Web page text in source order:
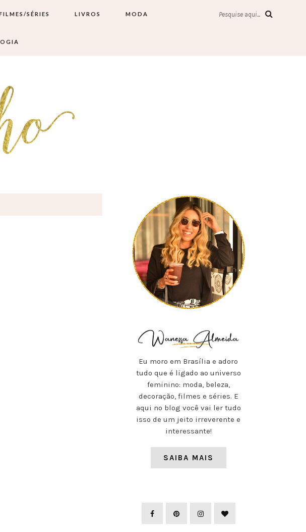
SÉRIES LIVROS MODA Pesquise aqui...
Eu moro em Brasília e adoro
tudo que é ligado ao universo
feminino: moda, beleza,
decoração, filmes e séries. E
aqui no blog você vai ler tudo
isso de um jeito irreverente e
interessante!
SAIBA MAIS